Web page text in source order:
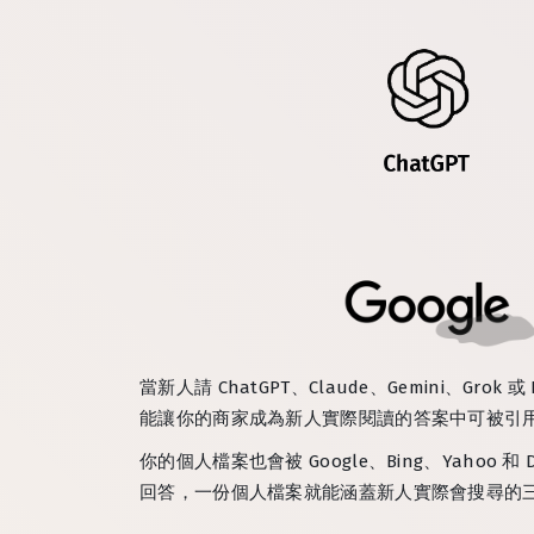
當新人請 ChatGPT、Claude、Gemini、Grok
能讓你的商家成為新人實際閱讀的答案中可被引
你的個人檔案也會被 Google、Bing、Yahoo
回答，一份個人檔案就能涵蓋新人實際會搜尋的